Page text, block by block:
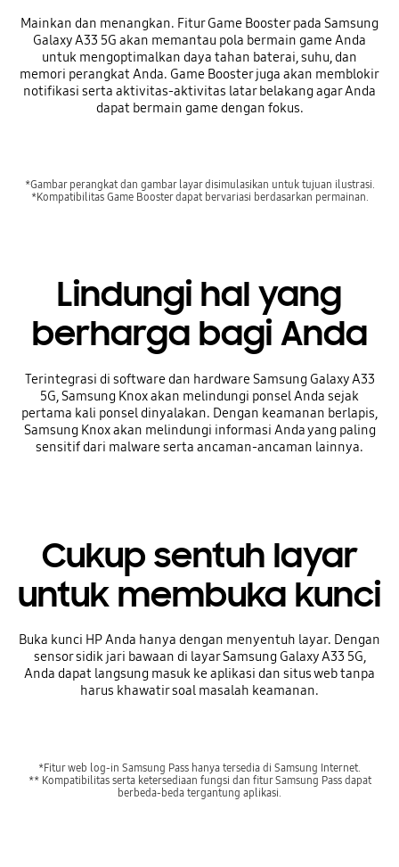
Mainkan dan menangkan. Fitur Game Booster pada Samsung
Galaxy A33 5G akan memantau pola bermain game Anda
untuk mengoptimalkan daya tahan baterai, suhu, dan
memori perangkat Anda. Game Booster juga akan memblokir
notifikasi serta aktivitas-aktivitas latar belakang agar Anda
dapat bermain game dengan fokus.
*Gambar perangkat dan gambar layar disimulasikan untuk tujuan ilustrasi.
*Kompatibilitas Game Booster dapat bervariasi berdasarkan permainan.
Lindungi hal yang
berharga bagi Anda
Terintegrasi di software dan hardware Samsung Galaxy A33
5G, Samsung Knox akan melindungi ponsel Anda sejak
pertama kali ponsel dinyalakan. Dengan keamanan berlapis,
Samsung Knox akan melindungi informasi Anda yang paling
sensitif dari malware serta ancaman-ancaman lainnya.
Cukup sentuh layar
untuk membuka kunci
Buka kunci HP Anda hanya dengan menyentuh layar. Dengan
sensor sidik jari bawaan di layar Samsung Galaxy A33 5G,
Anda dapat langsung masuk ke aplikasi dan situs web tanpa
harus khawatir soal masalah keamanan.
*Fitur web log-in Samsung Pass hanya tersedia di Samsung Internet.
** Kompatibilitas serta ketersediaan fungsi dan fitur Samsung Pass dapat
berbeda-beda tergantung aplikasi.